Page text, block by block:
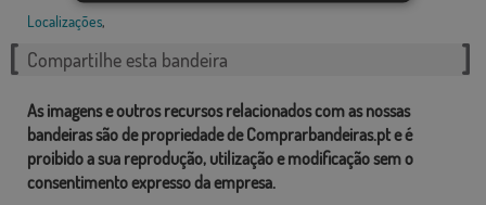
Localizações,
Compartilhe esta bandeira
As imagens e outros recursos relacionados com as nossas
bandeiras são de propriedade de Comprarbandeiras.pt e é
proibido a sua reprodução, utilização e modificação sem o
consentimento expresso da empresa.